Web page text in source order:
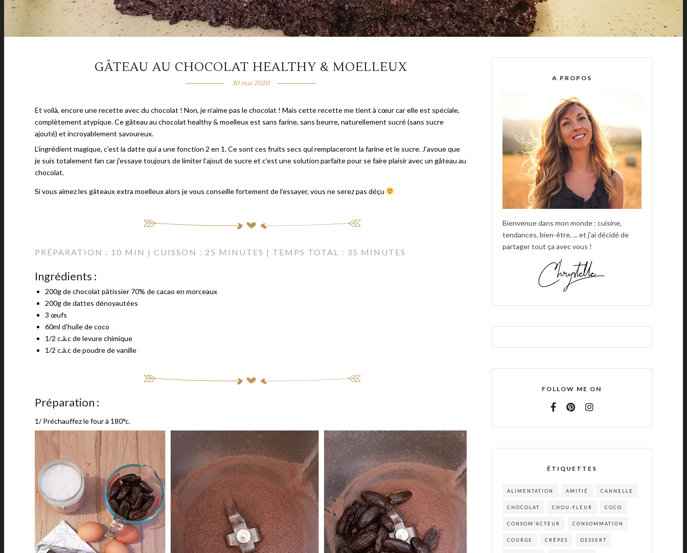
GÂTEAU AU CHOCOLAT HEALTHY & MOELLEUX
30 mai 2020
Et voilà, encore une recette avec du chocolat ! Non, je n’aime pas le chocolat ! Mais cette recette me tient à cœur car elle est spéciale,
complètement atypique. Ce gâteau au chocolat healthy & moelleux est sans farine, sans beurre, naturellement sucré (sans sucre
ajouté) et incroyablement savoureux.
L’ingrédient magique, c’est la datte qui a une fonction 2 en 1. Ce sont ces fruits secs qui remplaceront la farine et le sucre. J’avoue que
je suis totalement fan car j’essaye toujours de limiter l’ajout de sucre et c’est une solution parfaite pour se faire plaisir avec un gâteau au
chocolat.
Si vous aimez les gâteaux extra moelleux alors je vous conseille fortement de l’essayer, vous ne serez pas déçu
PRÉPARATION : 10 MIN | CUISSON : 25 MINUTES | TEMPS TOTAL : 35 MINUTES
Ingrédients :
200g de chocolat pâtissier 70% de cacao en morceaux
200g de dattes dénoyautées
3 œufs
60ml d’huile de coco
1/2 c.à.c de levure chimique
1/2 c.à.c de poudre de vanille
Préparation :
1/ Préchauffez le four à 180°c.
A PROPOS
Bienvenue dans mon monde : cuisine,
tendances, bien-être, ... et j'ai décidé de
partager tout ça avec vous !
FOLLOW ME ON
ÉTIQUETTES
ALIMENTATION AMITIÉ CANNELLE
CHOCOLAT CHOU-FLEUR COCO
CONSOM'ACTEUR CONSOMMATION
COURGE CRÊPES DESSERT